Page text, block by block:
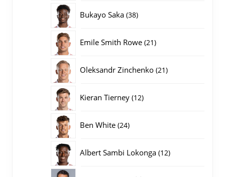
Bukayo Saka 3838
Emile Smith Rowe 2121
Oleksandr Zinchenko 2121
Kieran Tierney 1212
Ben White 2424
Albert Sambi Lokonga 1212